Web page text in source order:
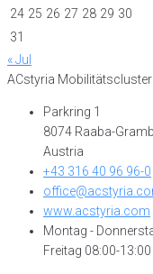
24 25 26 27 28 29 30
31
« Jul
ACstyria
Parkring 1
8074 Raaba-
Austria
+43 316 40 96 96-0
www.acstyria.com
Montag -
Freitag 08:00-13:00